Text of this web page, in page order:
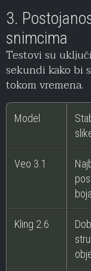
3.
snimcima
Testovi su
sekundi kako bi
tokom vremena.
Model
Veo 3.1
Kling 2.6